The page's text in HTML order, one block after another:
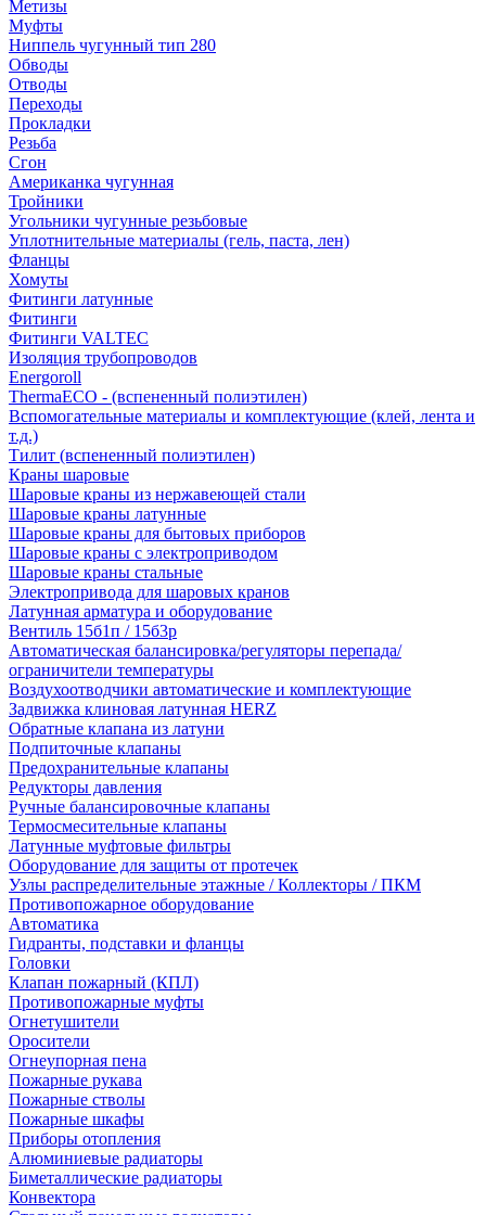
Метизы
Муфты
Ниппель чугунный тип 280
Обводы
Отводы
Переходы
Прокладки
Резьба
Сгон
Американка чугунная
Тройники
Угольники чугунные резьбовые
Уплотнительные материалы (гель, паста, лен)
Фланцы
Хомуты
Фитинги латунные
Фитинги
Фитинги VALTEC
Изоляция трубопроводов
Energoroll
ThermaECO - (вспененный полиэтилен)
Вспомогательные материалы и комплектующие (клей, лента и
т.д.)
Тилит (вспененный полиэтилен)
Краны шаровые
Шаровые краны из нержавеющей стали
Шаровые краны латунные
Шаровые краны для бытовых приборов
Шаровые краны с электроприводом
Шаровые краны стальные
Электропривода для шаровых кранов
Латунная арматура и оборудование
Вентиль 15б1п / 15б3р
Автоматическая балансировка/регуляторы перепада/
ограничители температуры
Воздухоотводчики автоматические и комплектующие
Задвижка клиновая латунная HERZ
Обратные клапана из латуни
Подпиточные клапаны
Предохранительные клапаны
Редукторы давления
Ручные балансировочные клапаны
Термосмесительные клапаны
Латунные муфтовые фильтры
Оборудование для защиты от протечек
Узлы распределительные этажные / Коллекторы / ПКМ
Противопожарное оборудование
Автоматика
Гидранты, подставки и фланцы
Головки
Клапан пожарный (КПЛ)
Противопожарные муфты
Огнетушители
Оросители
Огнеупорная пена
Пожарные рукава
Пожарные стволы
Пожарные шкафы
Приборы отопления
Алюминиевые радиаторы
Биметаллические радиаторы
Конвектора